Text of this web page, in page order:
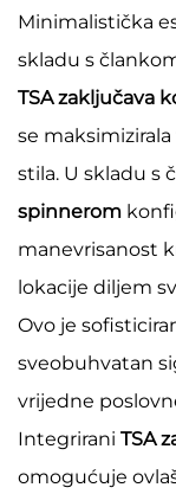
Minimalistička
skladu s
TSA zaključava
se
stila. U skladu s
spinnerom
manevrisanost
lokacije diljem
Ovo je
sveobuhvatan
vrijedne
Integrirani TSA
omogućuje